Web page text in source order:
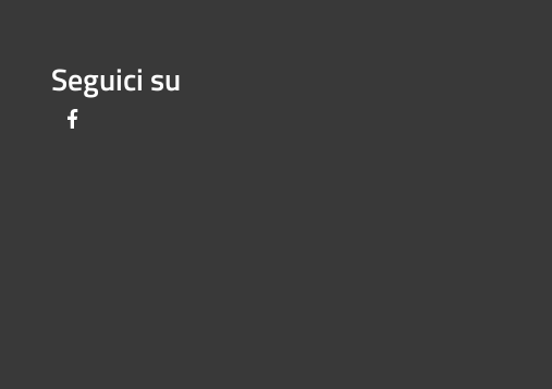
Seguici su